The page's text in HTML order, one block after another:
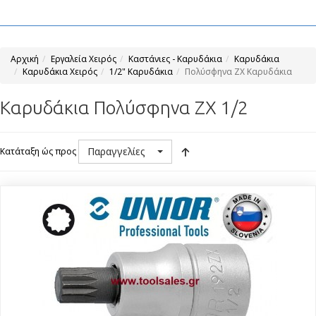
Αρχική Εργαλεία Χειρός Καστάνιες - Καρυδάκια
Καρυδάκια
Καρυδάκια Χειρός
1/2" Καρυδάκια Πολύσφηνα ZX Καρυδάκια
Καρυδάκια Πολύσφηνα ZX 1/2
Κατάταξη ώς προς Παραγγελίες